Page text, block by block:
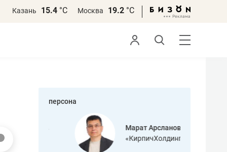
Казань 15.4 °С Москва 19.2 °С
персона
Марат Арсланов
«КирпичХолдинг»